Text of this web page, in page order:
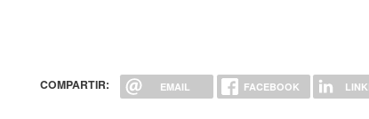
COMPARTIR: EMAIL FACEBOOK